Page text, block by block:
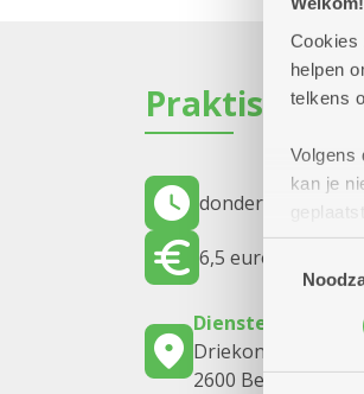
Cookies
helpen
telkens
Volgens
kan je
Praktisch
donderdag 20
6,5 euro
Dienstencentrum
2600 Berchem